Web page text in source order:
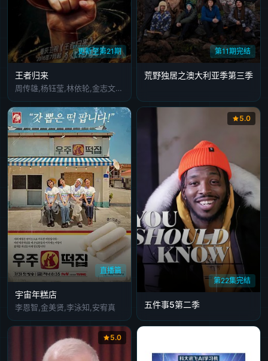
更新至第21期
王者归来
周传雄,杨钰莹,林依轮,金志文,陈晓东,腾格尔,林进璋,秦勇,安又琪,赵传
第11期完结
荒野独居之澳大利亚季第三季
直播篇
宇宙年糕店
李恩智,金美贤,李泳知,安宥真
第22集完结
5.0
五件事5第二季
5.0